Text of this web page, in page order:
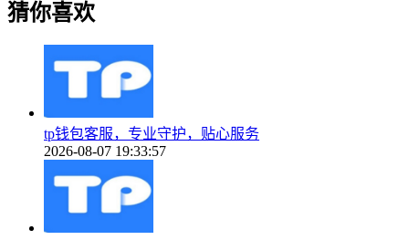
猜你喜欢
tp钱包客服，专业守护，贴心服务
2026-08-07 19:33:57